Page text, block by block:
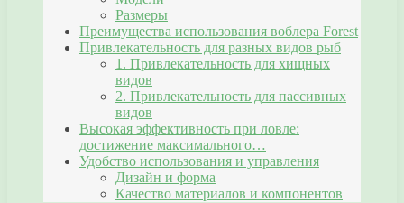
Размеры
Преимущества использования воблера Forest
Привлекательность для разных видов рыб
1. Привлекательность для хищных
видов
2. Привлекательность для пассивных
видов
Высокая эффективность при ловле:
достижение максимального…
Удобство использования и управления
Дизайн и форма
Качество материалов и компонентов